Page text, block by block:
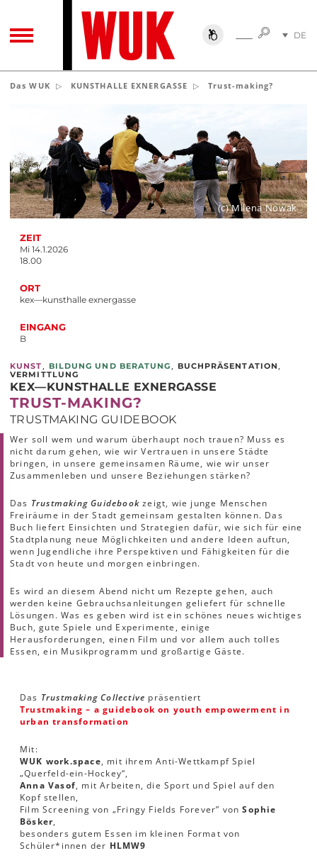
TOGGLE NAVIGATIONSUCHESUCHE
DE
Das WUK KUNSTHALLE EXNERGASSE Trust-making?
ZEIT
Mi 14.1.2026
18.00
ORT
kex—kunsthalle exnergasse
EINGANG
B
(c) Milena Nowak
KUNST , BILDUNG UND BERATUNG , BUCHPRÄSENTATION ,
VERMITTLUNG
KEX—KUNSTHALLE EXNERGASSE
TRUST-MAKING?
TRUSTMAKING GUIDEBOOK
Wer soll wem und warum überhaupt noch trauen? Muss es
nicht darum gehen, wie wir Vertrauen in unsere Städte
bringen, in unsere gemeinsamen Räume, wie wir unser
Zusammenleben und unsere Beziehungen stärken?
Das Trustmaking Guidebook zeigt, wie junge Menschen
Freiräume in der Stadt gemeinsam gestalten können. Das
Buch liefert Einsichten und Strategien dafür, wie sich für eine
Stadtplanung neue Möglichkeiten und andere Ideen auftun,
wenn Jugendliche ihre Perspektiven und Fähigkeiten für die
Stadt von heute und morgen einbringen.
Es wird an diesem Abend nicht um Rezepte gehen, auch
werden keine Gebrauchsanleitungen geliefert für schnelle
Lösungen. Was es geben wird ist ein schönes neues wichtiges
Buch, gute Spiele und Experimente, einige
Herausforderungen, einen Film und vor allem auch tolles
Essen, ein Musikprogramm und großartige Gäste.
Das Trustmaking Collective präsentiert
Trustmaking – a guidebook on youth empowerment in
urban transformation
Mit:
WUK work.space, mit ihrem Anti-Wettkampf Spiel
„Querfeld-ein-Hockey“,
Anna Vasof, mit Arbeiten, die Sport und Spiel auf den
Kopf stellen,
Film Screening von „Fringy Fields Forever” vonSophie
Bösker,
besonders gutem Essen im kleinen Format von
Schüler*innen der HLMW9